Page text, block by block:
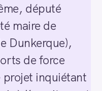
député
maire de
Dunkerque),
de force
projet inquiétant